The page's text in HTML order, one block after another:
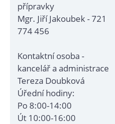
přípravky
Mgr. Jiří Jakoubek - 721
774 456
Kontaktní osoba -
kancelář a administrace
Tereza Doubková
Úřední hodiny:
Po 8:00-14:00
Út 10:00-16:00